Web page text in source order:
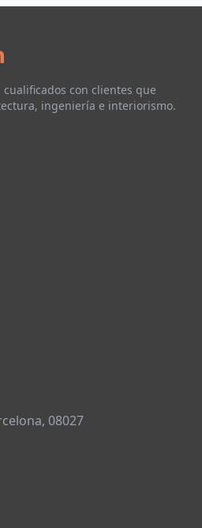
con clientes que
ingeniería e interiorismo.
08027